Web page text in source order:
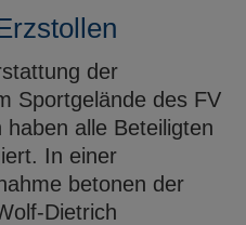
der
Sportgelände des FV
alle Beteiligten
In einer
betonen der
Dietrich